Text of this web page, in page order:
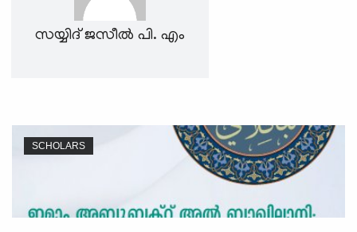
n
സയ്യിദ് ജസീൽ പി. എം
SCHOLARS